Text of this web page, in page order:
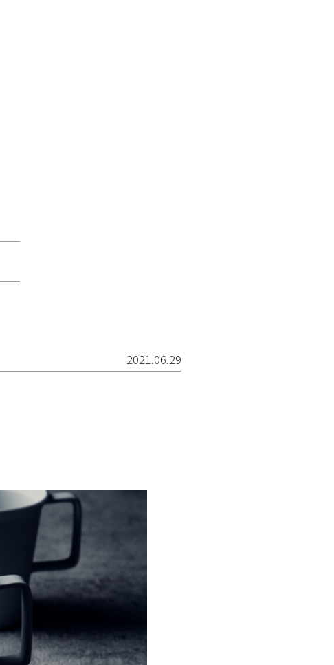
2021.06.29